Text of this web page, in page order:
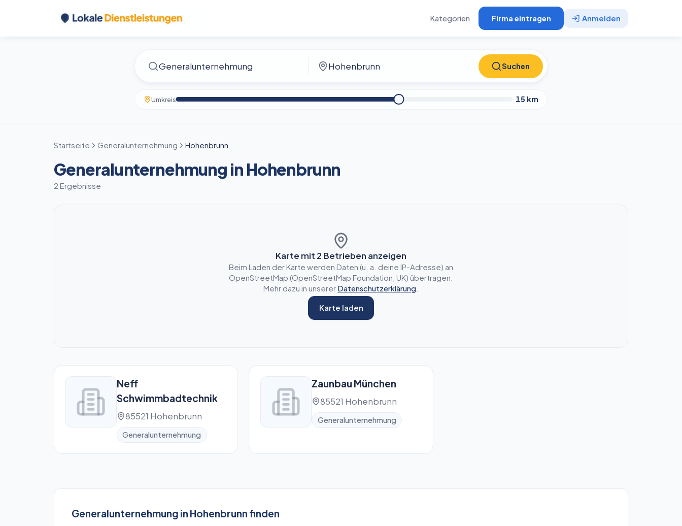
Kategorien Firma eintragen Anmelden
Suchen
Umkreis 15 km
Startseite Generalunternehmung Hohenbrunn
Generalunternehmung in Hohenbrunn
2 Ergebnisse
Karte mit 2 Betrieben anzeigen
Beim Laden der Karte werden Daten (u. a. deine IP-Adresse) an
OpenStreetMap (OpenStreetMap Foundation, UK) übertragen.
Mehr dazu in unserer Datenschutzerklärung
Karte laden
Neff
Schwimmbadtechnik
85521 Hohenbrunn
Generalunternehmung
Zaunbau München
85521 Hohenbrunn
Generalunternehmung
Generalunternehmung in Hohenbrunn finden